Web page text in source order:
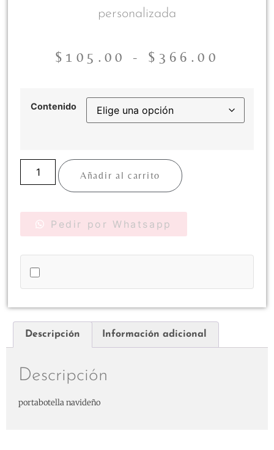
personalizada
$ 105.00 - $ 366.00
Contenido
Añadir al carrito
Pedir por Whatsapp
Descripción Información adicional
Descripción
portabotella navideño